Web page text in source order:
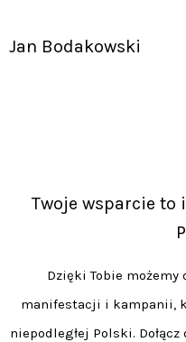
Jan Bodakowski
Twoje wsparcie to
Dzięki Tobie możemy
manifestacji i kampanii,
niepodległej Polski.